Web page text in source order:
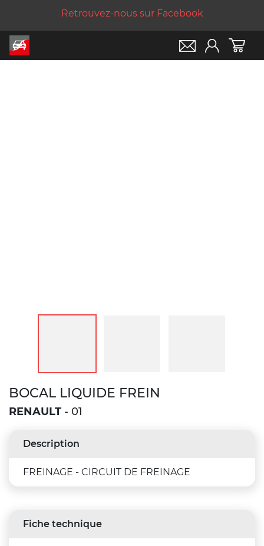
Retrouvez-nous sur Facebook
BOCAL LIQUIDE FREIN
RENAULT - 01
Description
FREINAGE - CIRCUIT DE FREINAGE
Fiche technique